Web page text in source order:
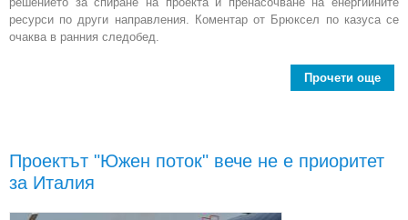
ресурси по други направления. Коментар от Брюксел по казуса се
очаква в ранния следобед.
Прочети още
Проектът "Южен поток" вече не е приоритет
за Италия